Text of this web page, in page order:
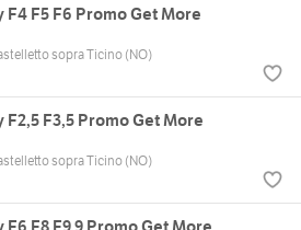
F5 F6 Promo Get More
sopra Ticino (NO)
F3,5 Promo Get More
sopra Ticino (NO)